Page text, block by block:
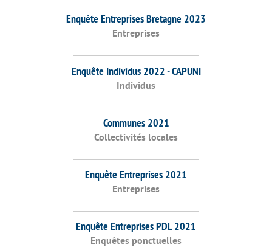
Enquête Entreprises Bretagne 2023
Entreprises
Enquête Individus 2022 - CAPUNI
Individus
Communes 2021
Collectivités locales
Enquête Entreprises 2021
Entreprises
Enquête Entreprises PDL 2021
Enquêtes ponctuelles